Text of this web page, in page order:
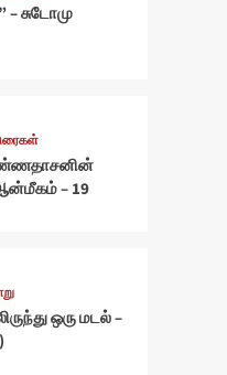
– சுடோமு
– 19
ஒரு மடல் –